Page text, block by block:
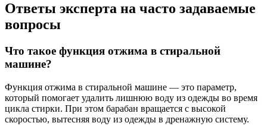
Ответы эксперта на часто задаваемые
вопросы
Что такое функция отжима в стиральной
машине?
Функция отжима в стиральной машине — это параметр,
который помогает удалить лишнюю воду из одежды во время
цикла стирки. При этом барабан вращается с высокой
скоростью, вытесняя воду из одежды в дренажную систему.